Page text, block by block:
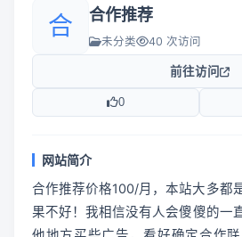
合 合作推荐
未分类 40 次访问
前往访问
0
网站简介
合作推荐价格100/月，本站大多都
果不好！我相信没有人会傻傻的一